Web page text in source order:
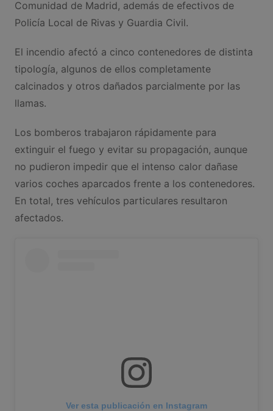
Comunidad de Madrid, además de efectivos de
Policía Local de Rivas y Guardia Civil.
El incendio afectó a cinco contenedores de distinta
tipología, algunos de ellos completamente
calcinados y otros dañados parcialmente por las
llamas.
Los bomberos trabajaron rápidamente para
extinguir el fuego y evitar su propagación, aunque
no pudieron impedir que el intenso calor dañase
varios coches aparcados frente a los contenedores.
En total, tres vehículos particulares resultaron
afectados.
Ver esta publicación en Instagram